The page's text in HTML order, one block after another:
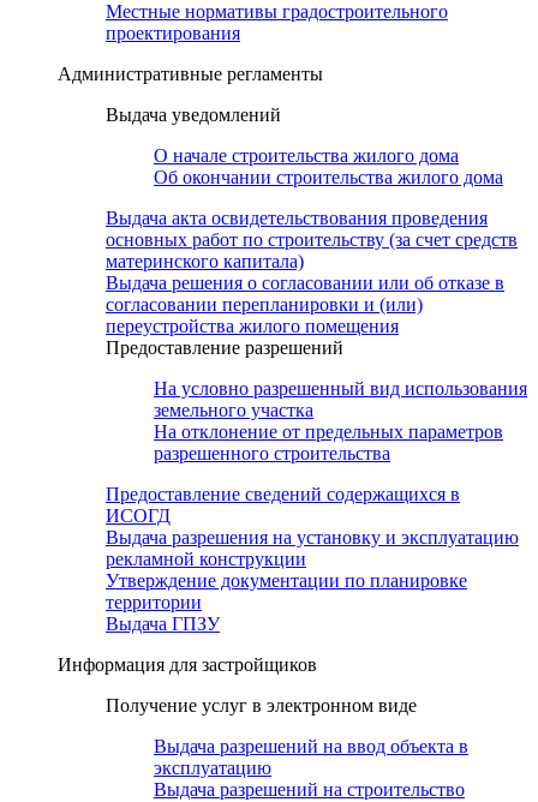
Местные нормативы градостроительного
проектирования
Административные регламенты
Выдача уведомлений
О начале строительства жилого дома
Об окончании строительства жилого дома
Выдача акта освидетельствования проведения
основных работ по строительству (за счет средств
материнского капитала)
Выдача решения о согласовании или об отказе в
согласовании перепланировки и (или)
переустройства жилого помещения
Предоставление разрешений
На условно разрешенный вид использования
земельного участка
На отклонение от предельных параметров
разрешенного строительства
Предоставление сведений содержащихся в
ИСОГД
Выдача разрешения на установку и эксплуатацию
рекламной конструкции
Утверждение документации по планировке
территории
Выдача ГПЗУ
Информация для застройщиков
Получение услуг в электронном виде
Выдача разрешений на ввод объекта в
эксплуатацию
Выдача разрешений на строительство